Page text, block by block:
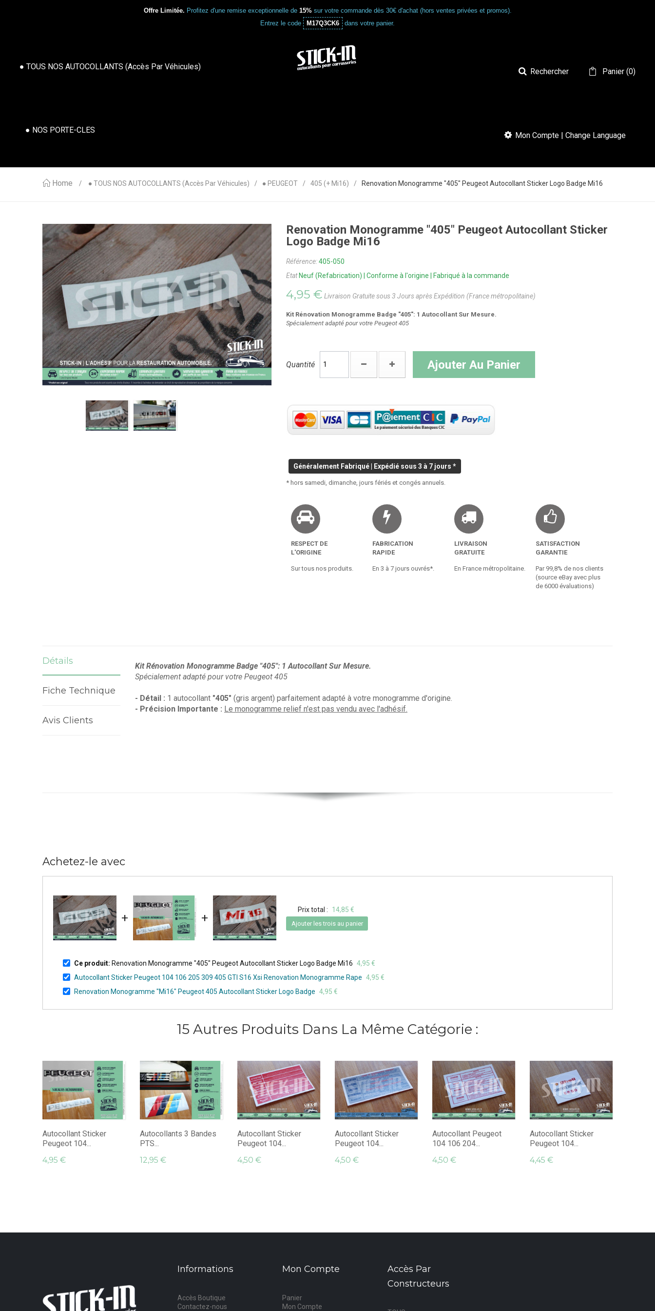
Offre Limitée. Profitez d'une remise exceptionnelle de 15%sur votre commande dès 30€ d'achat (hors ventes privées et promos).
Entrez le code
M17Q3CK6 dans votre panier.
● TOUS NOS AUTOCOLLANTS (accès Par Véhicules)
● NOS PORTE-CLES
Panier(0)
Rechercher
Mon Compte | Change Language
Home ● TOUS NOS AUTOCOLLANTS (accès Par Véhicules) ● PEUGEOT 405 (+ Mi16) Renovation Monogramme "405" Peugeot Autocollant Sticker Logo Badge Mi16
Renovation Monogramme "405" Peugeot Autocollant Sticker
Logo Badge Mi16
Référence:405-050
Etat Neuf (Refabrication) | Conforme à l'origine | Fabriqué à la commande
4,95 € Livraison Gratuite sous 3 Jours après Expédition (France métropolitaine)
Kit Rénovation Monogramme Badge "405": 1 Autocollant Sur Mesure.
Spécialement adapté pour votre Peugeot 405
Quantité Ajouter Au Panier
Généralement Fabriqué | Expédié sous 3 à 7 jours *
* hors samedi, dimanche, jours fériés et congés annuels.
RESPECT DE
L'ORIGINE
Sur tous nos produits.
FABRICATION
RAPIDE
En 3 à 7 jours ouvrés*.
LIVRAISON
GRATUITE
En France métropolitaine.
SATISFACTION
GARANTIE
Par 99,8% de nos clients
(source eBay avec plus
de 6000 évaluations)
Détails
Fiche Technique
Avis Clients
Kit Rénovation Monogramme Badge "405": 1 Autocollant Sur Mesure.
Spécialement adapté pour votre Peugeot 405
- Détail : 1 autocollant "405" (gris argent) parfaitement adapté à votre monogramme d'origine.
- Précision Importante : Le monogramme relief n'est pas vendu avec l'adhésif.
Achetez-le avec
+ +
Prix total : 14,85 €
Ajouter les trois au panier
Ce produit: Renovation Monogramme "405" Peugeot Autocollant Sticker Logo Badge Mi16 4,95 €
Autocollant Sticker Peugeot 104 106 205 309 405 GTI S16 Xsi Renovation Monogramme Rape 4,95 €
Renovation Monogramme "Mi16" Peugeot 405 Autocollant Sticker Logo Badge 4,95 €
15 Autres Produits Dans La Même Catégorie :
Autocollant Sticker
Peugeot 104...
4,95 €
Autocollants 3 Bandes
PTS...
12,95 €
Autocollant Sticker
Peugeot 104...
4,50 €
Autocollant Sticker
Peugeot 104...
4,50 €
Autocollant Peugeot
104 106 204...
4,50 €
Autocollant Sticker
Peugeot 104...
4,45 €
Informations
Accès Boutique
Contactez-nous
Mon Compte
Panier
Mon Compte
Accès Par
Constructeurs